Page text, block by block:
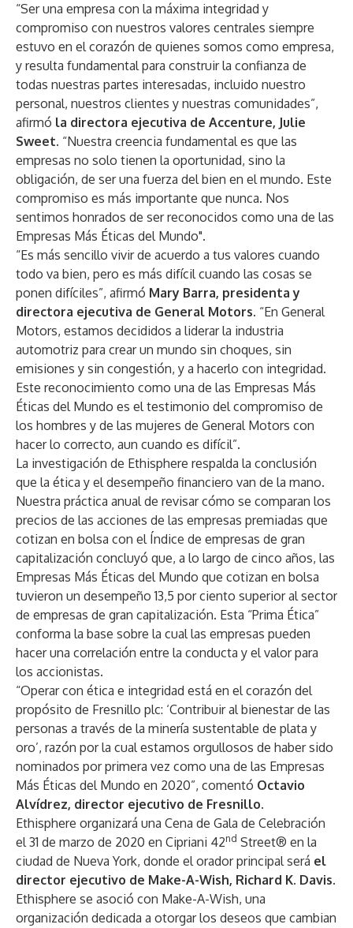
“Ser una empresa con la máxima integridad y
compromiso con nuestros valores centrales siempre
estuvo en el corazón de quienes somos como empresa,
y resulta fundamental para construir la confianza de
todas nuestras partes interesadas, incluido nuestro
personal, nuestros clientes y nuestras comunidades”,
afirmó la directora ejecutiva de Accenture, Julie
Sweet. “Nuestra creencia fundamental es que las
empresas no solo tienen la oportunidad, sino la
obligación, de ser una fuerza del bien en el mundo. Este
compromiso es más importante que nunca. Nos
sentimos honrados de ser reconocidos como una de las
Empresas Más Éticas del Mundo".
“Es más sencillo vivir de acuerdo a tus valores cuando
todo va bien, pero es más difícil cuando las cosas se
ponen difíciles”, afirmó Mary Barra, presidenta y
directora ejecutiva de General Motors. “En General
Motors, estamos decididos a liderar la industria
automotriz para crear un mundo sin choques, sin
emisiones y sin congestión, y a hacerlo con integridad.
Este reconocimiento como una de las Empresas Más
Éticas del Mundo es el testimonio del compromiso de
los hombres y de las mujeres de General Motors con
hacer lo correcto, aun cuando es difícil”.
La investigación de Ethisphere respalda la conclusión
que la ética y el desempeño financiero van de la mano.
Nuestra práctica anual de revisar cómo se comparan los
precios de las acciones de las empresas premiadas que
cotizan en bolsa con el Índice de empresas de gran
capitalización concluyó que, a lo largo de cinco años, las
Empresas Más Éticas del Mundo que cotizan en bolsa
tuvieron un desempeño 13,5 por ciento superior al sector
de empresas de gran capitalización. Esta “Prima Ética”
conforma la base sobre la cual las empresas pueden
hacer una correlación entre la conducta y el valor para
los accionistas.
“Operar con ética e integridad está en el corazón del
propósito de Fresnillo plc: ‘Contribuir al bienestar de las
personas a través de la minería sustentable de plata y
oro’, razón por la cual estamos orgullosos de haber sido
nominados por primera vez como una de las Empresas
Más Éticas del Mundo en 2020”, comentó Octavio
Alvídrez, director ejecutivo de Fresnillo.
Ethisphere organizará una Cena de Gala de Celebración
el 31 de marzo de 2020 en Cipriani 42nd Street® en la
ciudad de Nueva York, donde el orador principal será el
director ejecutivo de Make-A-Wish, Richard K. Davis.
Ethisphere se asoció con Make-A-Wish, una
organización dedicada a otorgar los deseos que cambian